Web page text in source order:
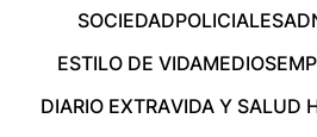
SOCIEDADPOLICIALES
ESTILO DE VIDAMEDIOS
DIARIO EXTRAVIDA Y SALUD